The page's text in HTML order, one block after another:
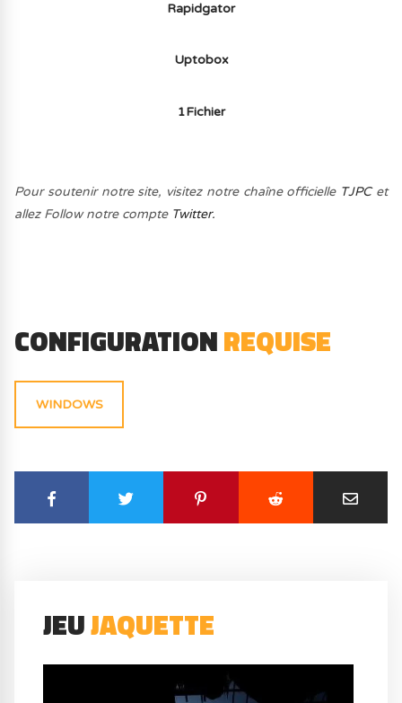
Rapidgator
Uptobox
1Fichier
Pour soutenir notre site, visitez notre chaîne officielle TJPCet
allez Follow notre compte Twitter.
CONFIGURATIONREQUISE
WINDOWS
JEUJAQUETTE